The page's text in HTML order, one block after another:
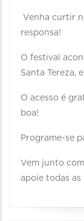
Venha curtir
responsa!
O festival
Santa Tereza,
O acesso é
boa!
Programe-se
Vem junto
apoie todas as